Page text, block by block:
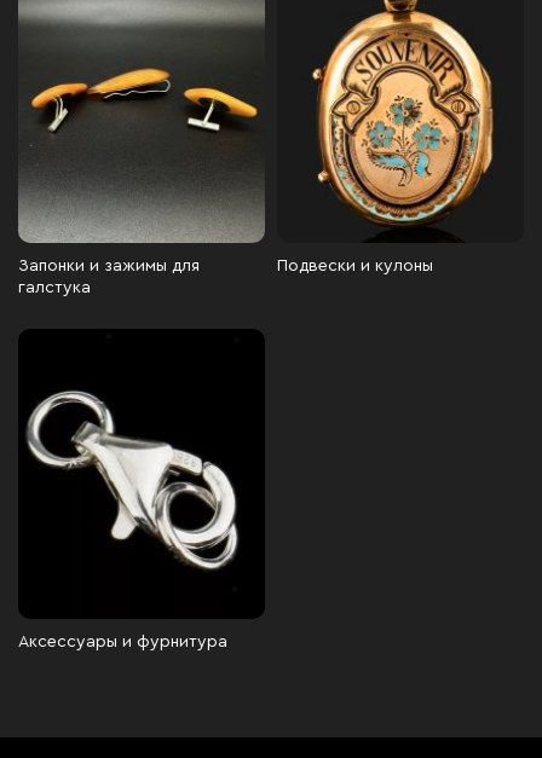
Запонки и зажимы для
галстука
Подвески и кулоны
Аксессуары и фурнитура